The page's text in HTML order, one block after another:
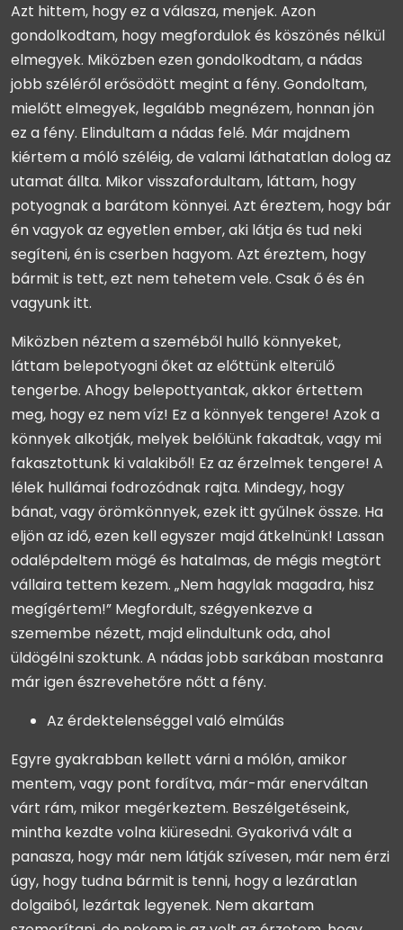
Azt hittem, hogy ez a válasza, menjek. Azon
gondolkodtam, hogy megfordulok és köszönés nélkül
elmegyek. Miközben ezen gondolkodtam, a nádas
jobb széléről erősödött megint a fény. Gondoltam,
mielőtt elmegyek, legalább megnézem, honnan jön
ez a fény. Elindultam a nádas felé. Már majdnem
kiértem a móló széléig, de valami láthatatlan dolog az
utamat állta. Mikor visszafordultam, láttam, hogy
potyognak a barátom könnyei. Azt éreztem, hogy bár
én vagyok az egyetlen ember, aki látja és tud neki
segíteni, én is cserben hagyom. Azt éreztem, hogy
bármit is tett, ezt nem tehetem vele. Csak ő és én
vagyunk itt.
Miközben néztem a szeméből hulló könnyeket,
láttam belepotyogni őket az előttünk elterülő
tengerbe. Ahogy belepottyantak, akkor értettem
meg, hogy ez nem víz! Ez a könnyek tengere! Azok a
könnyek alkotják, melyek belőlünk fakadtak, vagy mi
fakasztottunk ki valakiből! Ez az érzelmek tengere! A
lélek hullámai fodrozódnak rajta. Mindegy, hogy
bánat, vagy örömkönnyek, ezek itt gyűlnek össze. Ha
eljön az idő, ezen kell egyszer majd átkelnünk! Lassan
odalépdeltem mögé és hatalmas, de mégis megtört
vállaira tettem kezem. „Nem hagylak magadra, hisz
megígértem!” Megfordult, szégyenkezve a
szemembe nézett, majd elindultunk oda, ahol
üldögélni szoktunk. A nádas jobb sarkában mostanra
már igen észrevehetőre nőtt a fény.
Az érdektelenséggel való elmúlás
Egyre gyakrabban kellett várni a mólón, amikor
mentem, vagy pont fordítva, már-már enerváltan
várt rám, mikor megérkeztem. Beszélgetéseink,
mintha kezdte volna kiüresedni. Gyakorivá vált a
panasza, hogy már nem látják szívesen, már nem érzi
úgy, hogy tudna bármit is tenni, hogy a lezáratlan
dolgaiból, lezártak legyenek. Nem akartam